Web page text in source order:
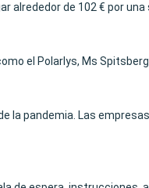
alrededor de 102 € por
el Polarlys, Ms
pandemia. Las